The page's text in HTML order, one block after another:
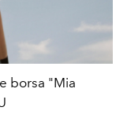
borsa "Mia